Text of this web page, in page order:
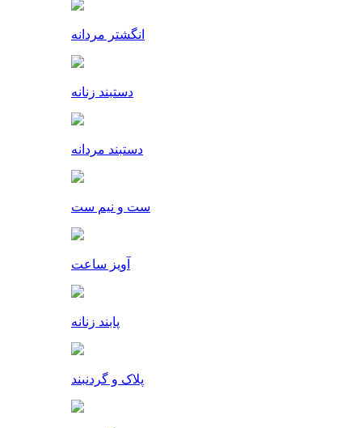
انگشتر مردانه
دستبند زنانه
دستبند مردانه
ست و نیم ست
آویز ساعت
پابند زنانه
پلاک و گردنبند